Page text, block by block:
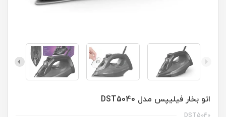
اتو بخار فیلیپس مدل DST5040